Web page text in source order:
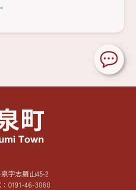
字志羅山45-2
：0191-46-3080